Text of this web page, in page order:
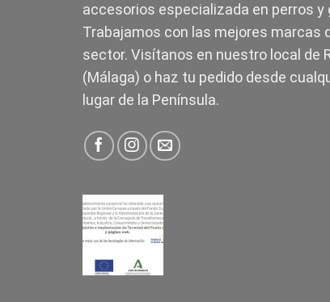
accesorios especializada en perros y
Trabajamos con las mejores marcas
sector. Visítanos en nuestro local de
(Málaga) o haz tu pedido desde
lugar de la Península.